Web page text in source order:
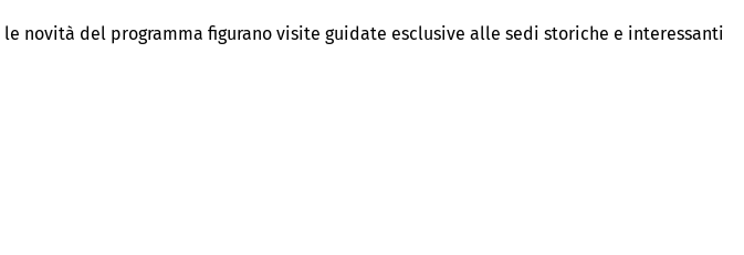
novità del programma figurano visite guidate esclusive alle sedi storiche e interessanti